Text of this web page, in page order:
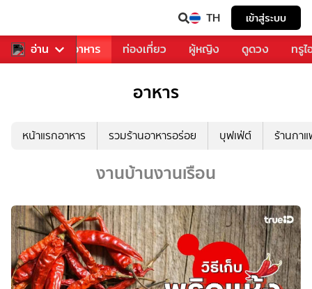
TH เข้าสู่ระบบ
อ่าน
การเพลง อาหาร ท่องเที่ยว ผู้หญิง ดูดวง ทรู
อาหาร
หน้าแรกอาหาร รวมร้านอาหารอร่อย บุฟเฟ่ต์ ร้านกา
งานบ้านงานเรือน